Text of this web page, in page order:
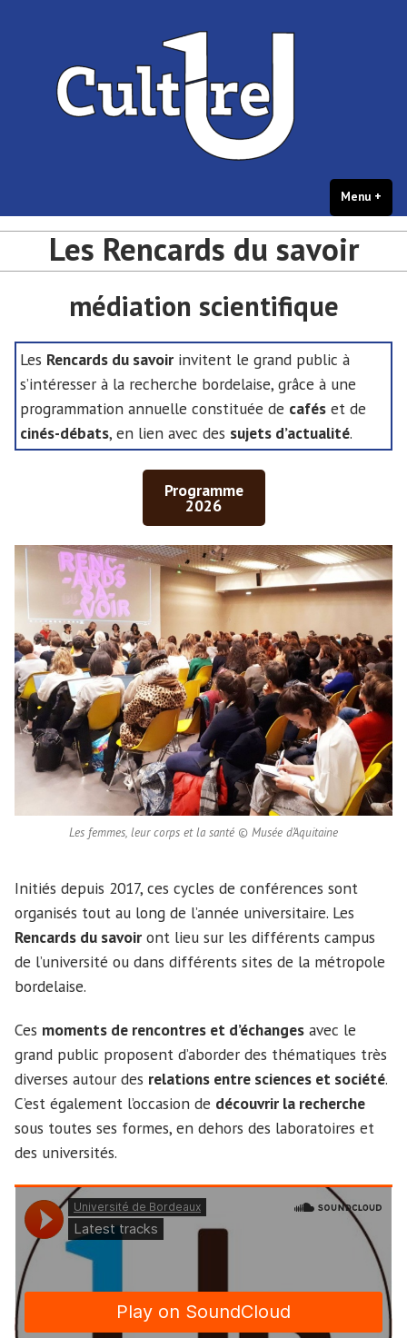
Menu +
Les Rencards du savoir
médiation scientifique
Les Rencards du savoir invitent le grand public à
s’intéresser à la recherche bordelaise, grâce à une
programmation annuelle constituée de cafés et de
cinés-débats, en lien avec des sujets d’actualité.
Programme
2026
Les femmes, leur corps et la santé © Musée d’Aquitaine
Initiés depuis 2017, ces cycles de conférences sont
organisés tout au long de l’année universitaire. Les
Rencards du savoir ont lieu sur les différents campus
de l’université ou dans différents sites de la métropole
bordelaise.
Ces moments de rencontres et d’échanges avec le
grand public proposent d’aborder des thématiques très
diverses autour des relations entre sciences et société.
C’est également l’occasion de découvrir la recherche
sous toutes ses formes, en dehors des laboratoires et
des universités.